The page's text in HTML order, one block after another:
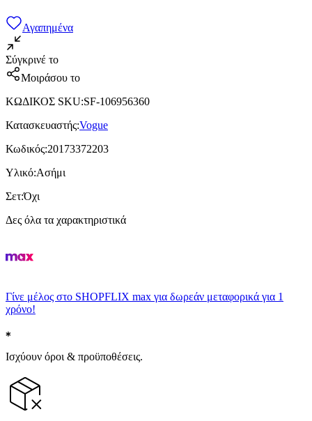
Αγαπημένα
Σύγκρινέ το
Μοιράσου το
ΚΩΔΙΚΟΣ SKU:SF-106956360
Κατασκευαστής:Vogue
Κωδικός:20173372203
Υλικό:Ασήμι
Σετ:Όχι
Δες όλα τα χαρακτηριστικά
Γίνε μέλος στο SHOPFLIX max για δωρεάν μεταφορικά για 1
χρόνο!
Ισχύουν όροι & προϋποθέσεις.